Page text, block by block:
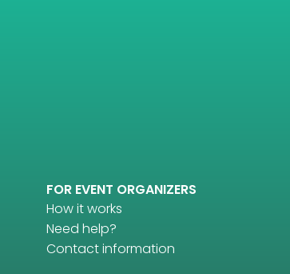
FOR EVENT ORGANIZERS
How it works
Need help?
Contact information